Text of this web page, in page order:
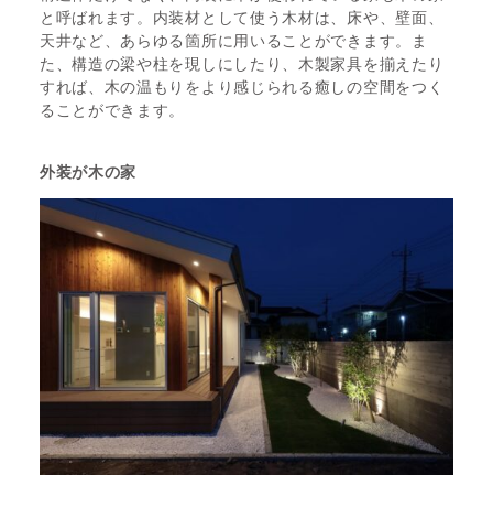
と呼ばれます。内装材として使う木材は、床や、壁面、
天井など、あらゆる箇所に用いることができます。ま
た、構造の梁や柱を現しにしたり、木製家具を揃えたり
すれば、木の温もりをより感じられる癒しの空間をつく
ることができます。
外装が木の家